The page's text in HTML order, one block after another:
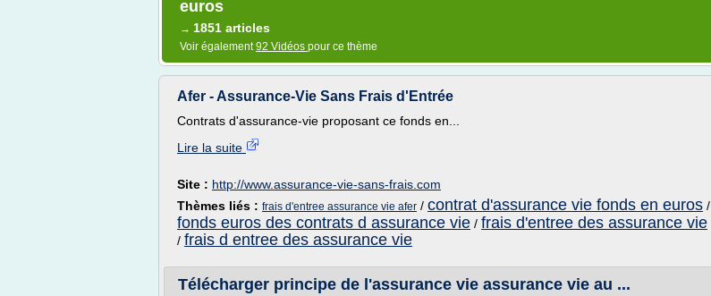
euros
→ 1851 articles
Voir également92 Vidéos pour ce thème
Afer - Assurance-Vie Sans Frais d'Entrée
Contrats d'assurance-vie proposant ce fonds en...
Lire la suite
Site : http://www.assurance-vie-sans-frais.com
Thèmes liés : frais d'entree assurance vie afer / contrat d'assurance vie fonds en euros /
fonds euros des contrats d assurance vie / frais d'entree des assurance vie
/ frais d entree des assurance vie
Télécharger principe de l'assurance vie assurance vie au ...